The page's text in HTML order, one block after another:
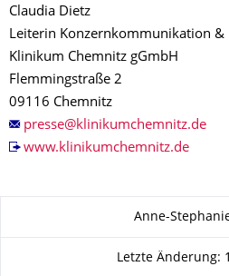
Claudia Dietz
Leiterin Konzernkommunikation &
Klinikum Chemnitz gGmbH
Flemmingstraße 2
09116 Chemnitz
www.klinikumchemnitz.de
Zu dieser SeiteAnne-
Letzte Änderung: